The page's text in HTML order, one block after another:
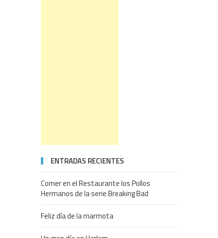
ENTRADAS RECIENTES
Comer en el Restaurante los Pollos
Hermanos de la serie Breaking Bad
Feliz día de la marmota